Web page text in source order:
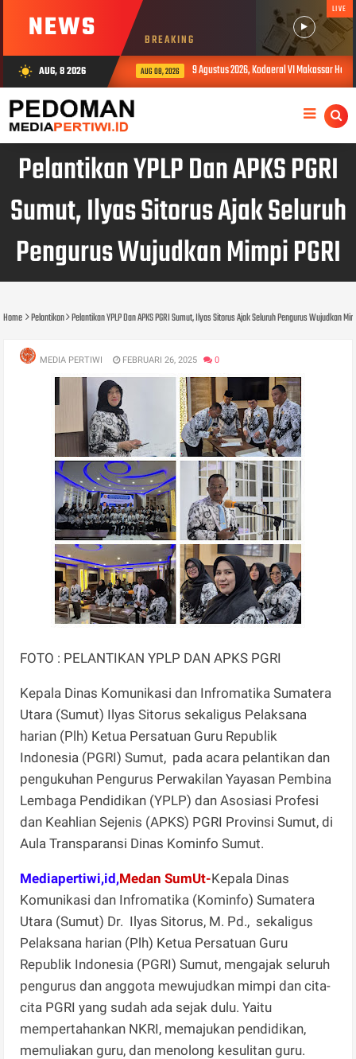
NEWS BREAKING
LIVE
wb_sunny AUG, 8 2026 AUG 08, 2026 9 Agustus 2026, Kodaeral VI Makassar
Pelantikan YPLP Dan APKS PGRI
Sumut, Ilyas Sitorus Ajak Seluruh
Pengurus Wujudkan Mimpi PGRI
Home Pelantikan Pelantikan YPLP Dan APKS PGRI Sumut, Ilyas Sitorus Ajak Seluruh Pengurus Wujudkan
MEDIA PERTIWI FEBRUARI 26, 2025 0
FOTO : PELANTIKAN YPLP DAN APKS PGRI
Kepala Dinas Komunikasi dan Infromatika Sumatera
Utara (Sumut) Ilyas Sitorus sekaligus Pelaksana
harian (Plh) Ketua Persatuan Guru Republik
Indonesia (PGRI) Sumut, pada acara pelantikan dan
pengukuhan Pengurus Perwakilan Yayasan Pembina
Lembaga Pendidikan (YPLP) dan Asosiasi Profesi
dan Keahlian Sejenis (APKS) PGRI Provinsi Sumut, di
Aula Transparansi Dinas Kominfo Sumut.
Mediapertiwi,id,Medan SumUt-Kepala Dinas
Komunikasi dan Infromatika (Kominfo) Sumatera
Utara (Sumut) Dr. Ilyas Sitorus, M. Pd., sekaligus
Pelaksana harian (Plh) Ketua Persatuan Guru
Republik Indonesia (PGRI) Sumut, mengajak seluruh
pengurus dan anggota mewujudkan mimpi dan cita-
cita PGRI yang sudah ada sejak dulu. Yaitu
mempertahankan NKRI, memajukan pendidikan,
memuliakan guru, dan menolong kesulitan guru.